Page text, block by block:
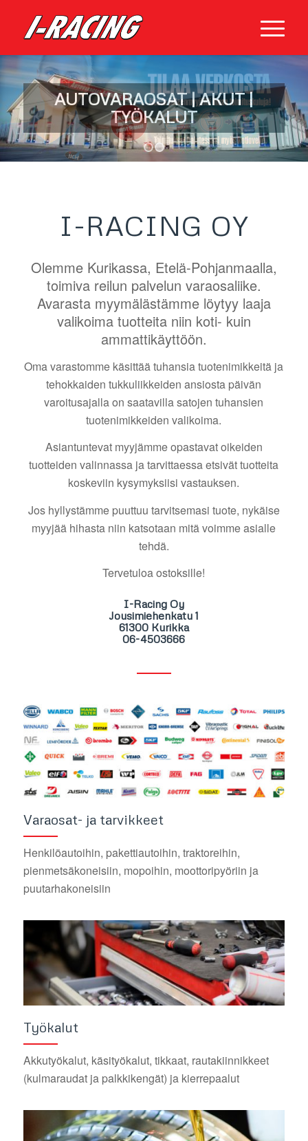
1 2
I-RACING OY
Olemme Kurikassa, Etelä-Pohjanmaalla,
toimiva reilun palvelun varaosaliike.
Avarasta myymälästämme löytyy laaja
valikoima tuotteita niin koti- kuin
ammattikäyttöön.
Oma varastomme käsittää tuhansia tuotenimikkeitä ja
tehokkaiden tukkuliikkeiden ansiosta päivän
varoitusajalla on saatavilla satojen tuhansien
tuotenimikkeiden valikoima.
Asiantuntevat myyjämme opastavat oikeiden
tuotteiden valinnassa ja tarvittaessa etsivät tuotteita
koskeviin kysymyksiisi vastauksen.
Jos hyllystämme puuttuu tarvitsemasi tuote, nykäise
myyjää hihasta niin katsotaan mitä voimme asialle
tehdä.
Tervetuloa ostoksille!
I-Racing Oy
Jousimiehenkatu 1
61300 Kurikka
06-4503666
Varaosat- ja tarvikkeet
Henkilöautoihin, pakettiautoihin, traktoreihin,
pienmetsäkoneisiin, mopoihin, moottoripyöriin ja
puutarhakoneisiin
Työkalut
Akkutyökalut, käsityökalut, tikkaat, rautakiinnikkeet
(kulmaraudat ja palkkikengät) ja kierrepaalut